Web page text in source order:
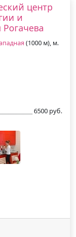
центр
и
(1000 м), м.
6500 руб.